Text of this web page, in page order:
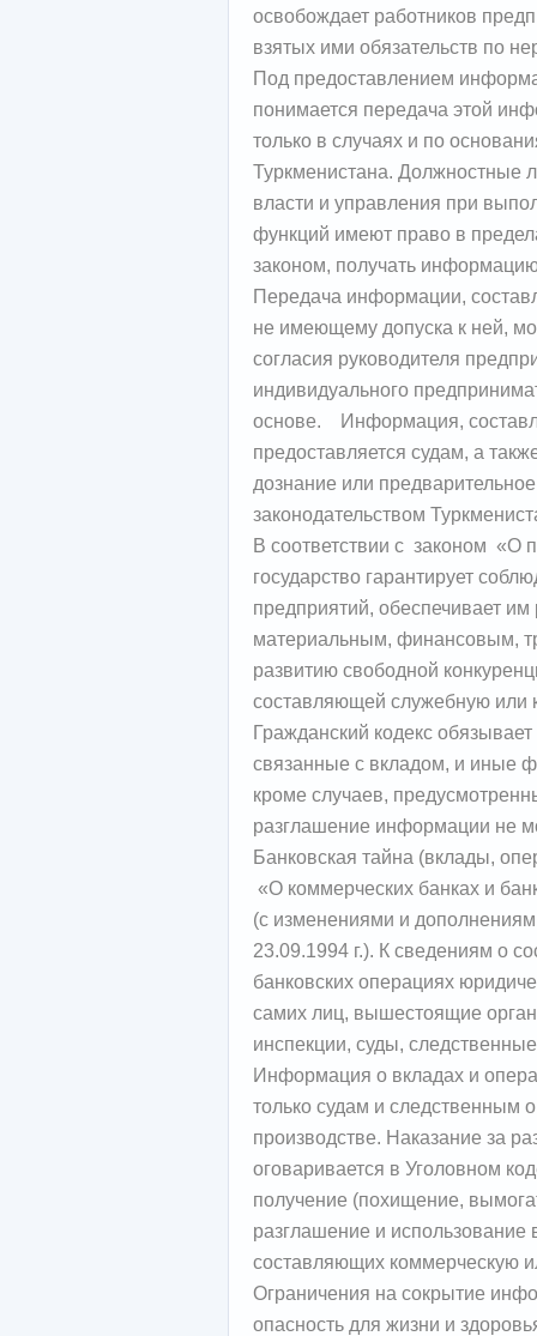
освобождает работников
взятых ими обязательств по
Под предоставлением
понимается передача этой
только в случаях и по
Туркменистана. Должностные
власти и управления при
функций имеют право в
законом, получать
Передача информации,
не имеющему допуска к ней,
согласия руководителя
индивидуального
основе. Информация,
предоставляется судам, а
дознание или
законодательством
В соответствии с законом «О
государство гарантирует
предприятий, обеспечивает
материальным, финансовым,
развитию свободной
составляющей служебную или
Гражданский кодекс
связанные с вкладом, и иные
кроме случаев,
разглашение информации не
Банковская тайна (вклады,
«О коммерческих банках и
(с изменениями и
23.09.1994 г.). К сведениям о
банковских операциях
самих лиц, вышестоящие
инспекции, суды,
Информация о вкладах и
только судам и следственным
производстве. Наказание за
оговаривается в Уголовном
получение (похищение,
разглашение и использование
составляющих коммерческую
Ограничения на сокрытие
опасность для жизни и